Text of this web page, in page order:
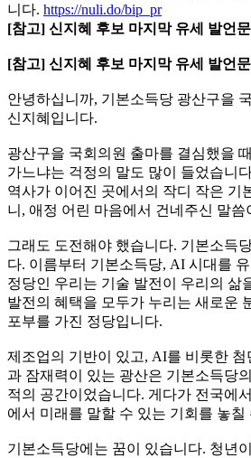
니다. https://nuli.do/bip_pr
[참고] 신지혜 후보 마지막 유세 발언
[참고] 신지혜 후보 마지막 유세 발언
안녕하십니까, 기본소득당 광산구을
신지혜입니다.
광산구을 국회의원 출마를 결심했을
가느냐는 걱정의 말도 많이 들었습니
역사가 이어진 곳에서의 작디 작은 기
니, 애정 어린 마음에서 건네주신 말씀
그래도 도전해야 했습니다. 기본소득
다. 이름부터 기본소득당, AI 시대를
정당인 우리는 기술 발전이 우리의 삶
발전의 혜택을 모두가 누리는 새로운
포부를 가진 정당입니다.
제조업의 기반이 있고, AI를 비롯한 첨
과 잠재력이 있는 광산은 기본소득당
적의 공간이었습니다. 게다가 전국에
에서 미래를 말할 수 있는 기회를 놓칠
기본소득당에는 꿈이 있습니다. 청년